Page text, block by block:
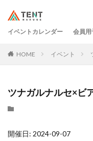
イベントカレンダー 会員用
HOME イベント
ツナガルナルセ×ビ
開催日: 2024-09-07